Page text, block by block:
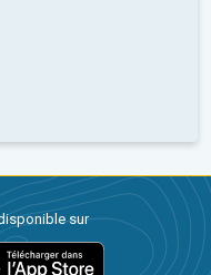
sur